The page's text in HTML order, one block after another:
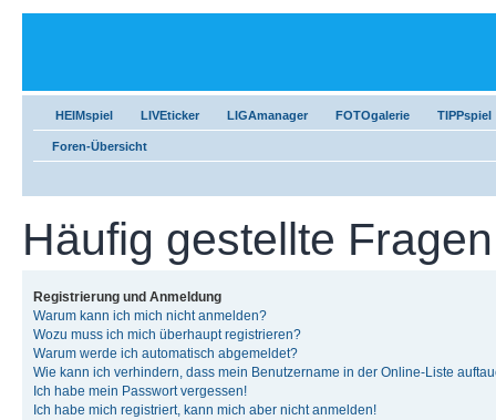
HEIMspiel LIVEticker LIGAmanager FOTOgalerie TIPPspiel
Foren-Übersicht
Häufig gestellte Fragen
Registrierung und Anmeldung
Warum kann ich mich nicht anmelden?
Wozu muss ich mich überhaupt registrieren?
Warum werde ich automatisch abgemeldet?
Wie kann ich verhindern, dass mein Benutzername in der Online-Liste
Ich habe mein Passwort vergessen!
Ich habe mich registriert, kann mich aber nicht anmelden!